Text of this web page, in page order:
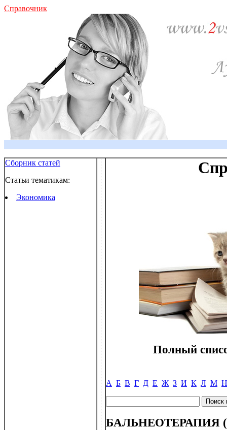
Справочник
Сборник статей
Статьи тематикам:
Экономика
Полный
А Б В Г Д Е Ж З И К Л М Н
БАЛЬНЕОТЕРАПИЯ